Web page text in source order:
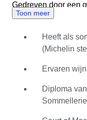
Gedreven door een
complexiteit van
afrondde. Enkele jaren later verhuisde Andrea naar
Londen, waar hij als
restaurant met een
Court of Master Sommeliers. Het
weer bracht Andrea
Toon meer
Heeft als
(Michelin
Ervaren
Diploma